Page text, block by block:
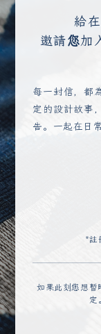
給
邀請您加
每一封信，都
定的設計故事
告。一起在日
*註
如果此刻您想
定